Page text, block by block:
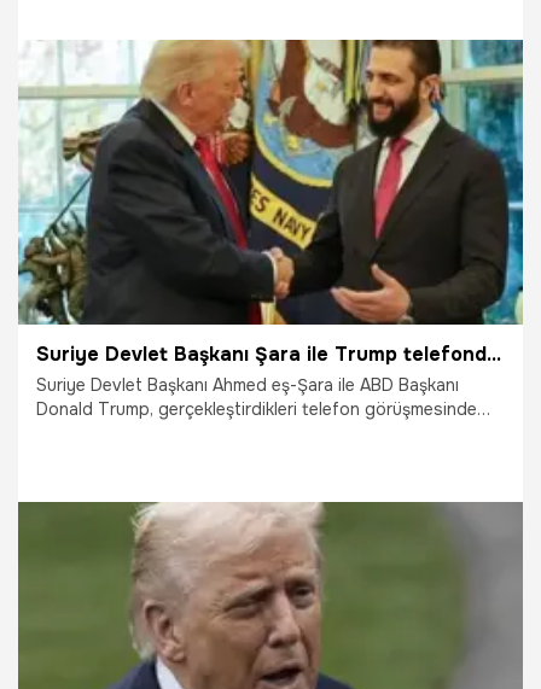
2.03.2026 Ankara
Suriye Devlet Başkanı Şara ile Trump telefonda görüştü
Suriye Devlet Başkanı Ahmed eş-Şara ile ABD Başkanı
Donald Trump, gerçekleştirdikleri telefon görüşmesinde
Dünya